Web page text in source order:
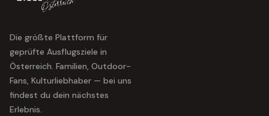
Die größte Plattform für
geprüfte Ausflugsziele in
Österreich. Familien, Outdoor-
Fans, Kulturliebhaber — bei uns
findest du dein nächstes
Erlebnis.